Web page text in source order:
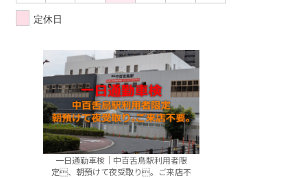
定休日
一日通勤車検｜中百舌鳥駅利用者限
定、朝預けて夜受取り。ご来店不